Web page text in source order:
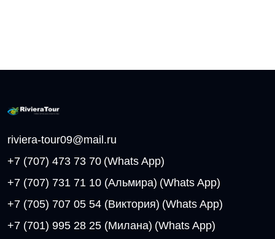
riviera-tour09@mail.ru
+7 (707) 473 73 70 (Whats App)
+7 (707) 731 71 10 (Альмира) (Whats App)
+7 (705) 707 05 54 (Виктория) (Whats App)
+7 (701) 995 28 25 (Милана) (Whats App)